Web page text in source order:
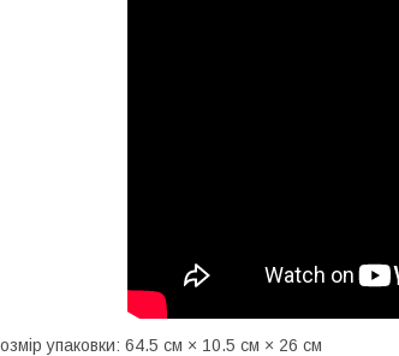
упаковки: 64.5 см × 10.5 см × 26 см